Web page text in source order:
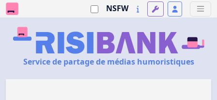
NSFW
Service de partage de médias humoristiques